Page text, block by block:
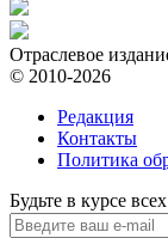
Отраслевое
© 2010-2026
Редакция
Контакты
Политика
Будьте в курсе